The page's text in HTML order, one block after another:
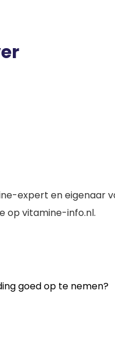
expert en
op vitamine-info.nl.
goed op te nemen?